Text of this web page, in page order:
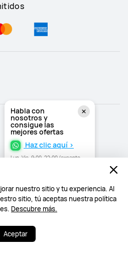
nuestro sitio y tu experiencia. Al
sitio, tú aceptas nuestra política
Descubre más.
Aceptar
Habla con
nosotros y
consigue las
mejores ofertas
Haz clic aquí >
Lun–Vie, 9:00–22:00 (excepto
los derechos reservados.